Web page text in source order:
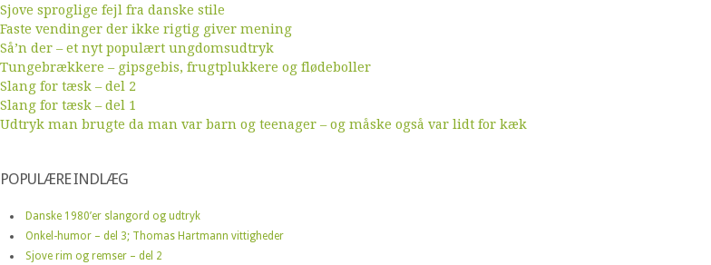
Sjove sproglige fejl fra danske stile
Faste vendinger der ikke rigtig giver mening
Så’n der – et nyt populært ungdomsudtryk
Tungebrækkere – gipsgebis, frugtplukkere og flødeboller
Slang for tæsk – del 2
Slang for tæsk – del 1
Udtryk man brugte da man var barn og teenager – og måske også var lidt for kæk
POPULÆRE INDLÆG
Danske 1980’er slangord og udtryk
Onkel-humor – del 3; Thomas Hartmann vittigheder
Sjove rim og remser – del 2